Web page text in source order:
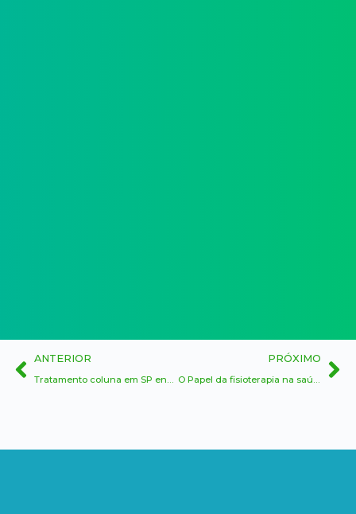
ANTERIOR
Tratamento coluna em SP encontre alívio e bem-estar na empresa de fisioterapia Bruna Capobianco
PRÓXIMO
O Papel da fisioterapia na saúde dos idosos: promovendo bem-estar e independência